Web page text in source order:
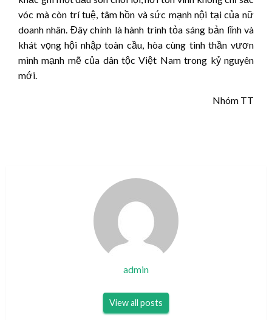
vóc mà còn trí tuệ, tâm hồn và sức mạnh nội tại của nữ
doanh nhân. Đây chính là hành trình tỏa sáng bản lĩnh và
khát vọng hội nhập toàn cầu, hòa cùng tinh thần vươn
mình mạnh mẽ của dân tộc Việt Nam trong kỷ nguyên
mới.
Nhóm TT
admin
View all posts